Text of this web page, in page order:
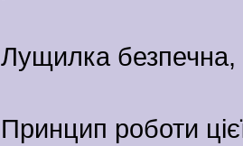
Лущилка безпечна,
Принцип роботи